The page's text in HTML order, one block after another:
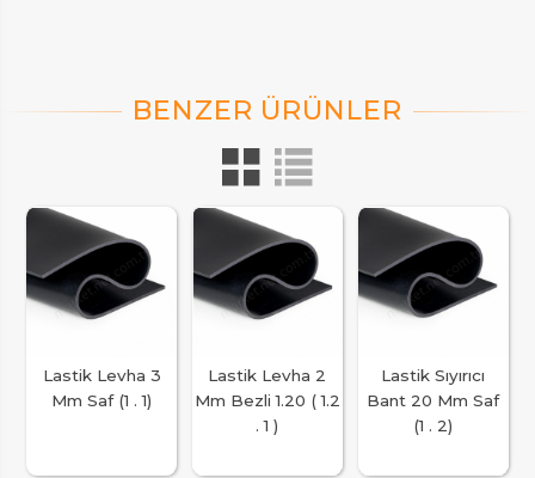
Lastik Levha 3
Mm Saf (1 . 1)
Lastik Levha 2
Mm Bezli 1.20 ( 1.2
. 1 )
Lastik Sıyırıcı
Bant 20 Mm Saf
(1 . 2)